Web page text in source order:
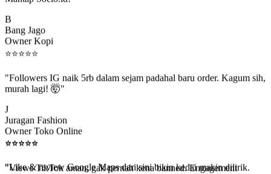
Bang Jago
Owner Kopi
⭐⭐⭐⭐ ⭐
murah lagi! 🤯"
Juragan Fashion
Owner Toko Online
⭐⭐⭐⭐ ⭐
beneran naik, algoritma suka."